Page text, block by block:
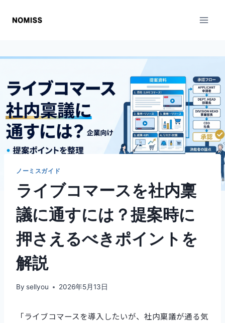
キ
プ
ノーミスガイド
ライブコマースを社内稟
議に通すには？提案時に
押さえるべきポイントを
解説
By sellyou 2026年5月13日
「ライブコマースを導入したいが、社内稟議が通る気